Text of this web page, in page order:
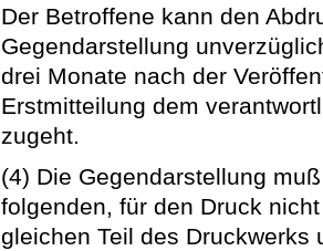
Der Betroffene kann den
Gegendarstellung
drei Monate nach der
Erstmitteilung dem
zugeht.
(4) Die Gegendarstellung
folgenden, für den Druck
gleichen Teil des Druckwerks